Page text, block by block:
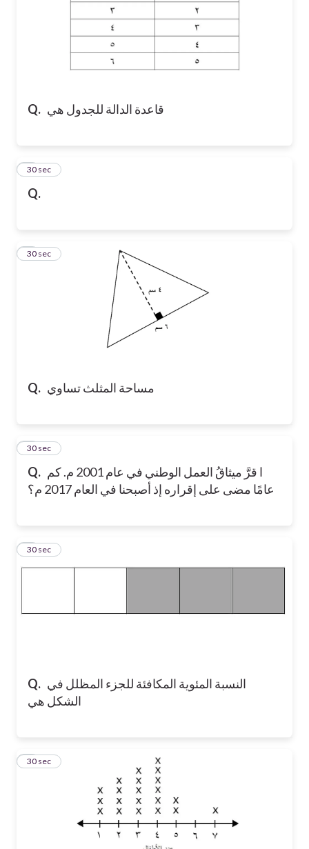
Q. قاعدة الدالة للجدول هي
Q.
3
30 sec
Q. مساحة المثلث تساوي
4
30 sec
Q. ا قرَّ ميثاقُ العمل الوطني في عام 2001 م. كم
عامًا مضى على إقراره إذ أصبحنا في العام 2017 م؟
5
30 sec
Q. النسبة المئوية المكافئة للجزء المظلل في
الشكل هي
6
30 sec
7
30 sec